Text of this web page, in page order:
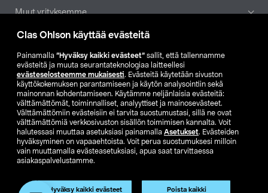
Clas Ohlson käyttää evästeitä
Painamalla ”Hyväksy kaikki evästeet” sallit, että tallennamme
evästeitä ja muuta seurantateknologiaa laitteellesi
evästeselosteemme mukaisesti. Evästeitä käytetään sivuston
käyttökokemuksen parantamiseen ja käytön analysointiin sekä
mainonnan kohdentamiseen. Käytämme neljänlaisia evästeitä:
välttämättömät, toiminnalliset, analyyttiset ja mainosevästeet.
Välttämättömiin evästeisiin ei tarvita suostumustasi, sillä ne ovat
välttämättömiä verkkosivuston sisällön toimimisen kannalta. Voit
halutessasi muuttaa asetuksiasi painamalla Asetukset. Evästeiden
hyväksyminen on vapaaehtoista. Voit perua suostumuksesi milloin
vain muuttamalla evästeasetuksiasi, apua saat tarvittaessa
asiakaspalvelustamme.
Hyväksy kaikki evästeet Poista kaikki
Tuote on poistunut
Muut yrityksemme
Etsi myymälä
SE NO FI
FI SV
Näytä hinnat ilman ALV:a